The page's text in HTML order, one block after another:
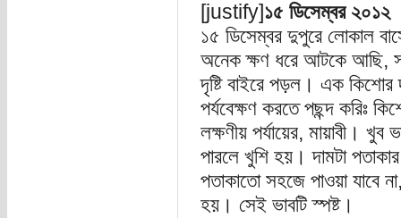
[justify]১৫ ডিসেম্বর ২০১২
১৫ ডিসেম্বর দুপুরে লোকাল
অনেক ক্ষণ ধরে আটকে আছি,
দৃষ্টি বাইরে পড়ল। এক কিশোর
পর্যবেক্ষণ করতে পছন্দ করিঃ
লক্ষণীয় পর্যায়ের, মায়াবী। খুব
পারলে খুশি হয়। দামটা
পতাকাতো সহজে পাওয়া যাবে
হয়। সেই ভাবটি স্পষ্ট।